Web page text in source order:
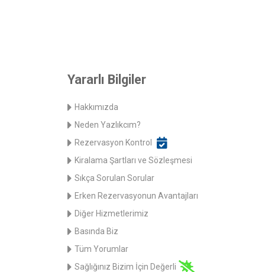
Yararlı Bilgiler
Hakkımızda
Neden Yazlıkcım?
Rezervasyon Kontrol
Kiralama Şartları ve Sözleşmesi
Sıkça Sorulan Sorular
Erken Rezervasyonun Avantajları
Diğer Hizmetlerimiz
Basında Biz
Tüm Yorumlar
Sağlığınız Bizim İçin Değerli